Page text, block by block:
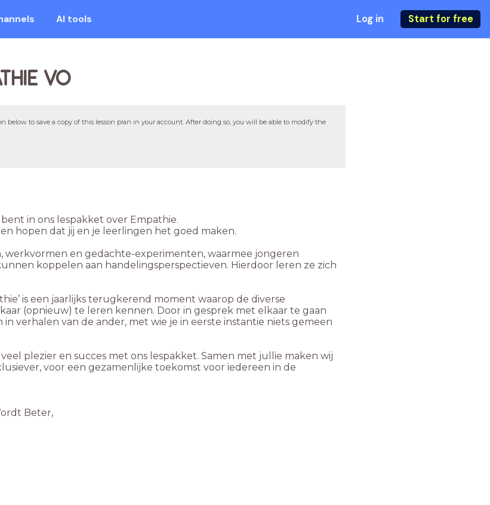
AI tools Log in Start for free
VO
below to save a copy of this lesson plan in your account. After doing so, you will be able to modify the
in ons lespakket over Empathie.
hopen dat jij en je leerlingen het goed maken.
werkvormen en gedachte-experimenten, waarmee jongeren
koppelen aan handelingsperspectieven. Hierdoor leren ze zich
is een jaarlijks terugkerend moment waarop de diverse
(opnieuw) te leren kennen. Door in gesprek met elkaar te gaan
verhalen van de ander, met wie je in eerste instantie niets gemeen
plezier en succes met ons lespakket. Samen met jullie maken wij
voor een gezamenlijke toekomst voor iedereen in de
Beter,